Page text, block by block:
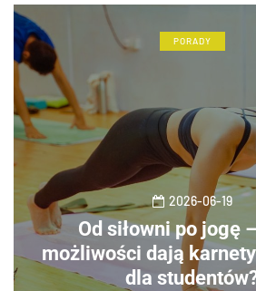
PORADY
2026-06-19
Od siłowni po jogę
możliwości dają
dla